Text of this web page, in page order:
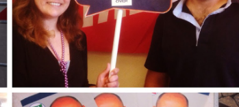
NON PREVEDE
Consiglio metropolitano si
l’intervento di somma
smottamento avvenuto in via